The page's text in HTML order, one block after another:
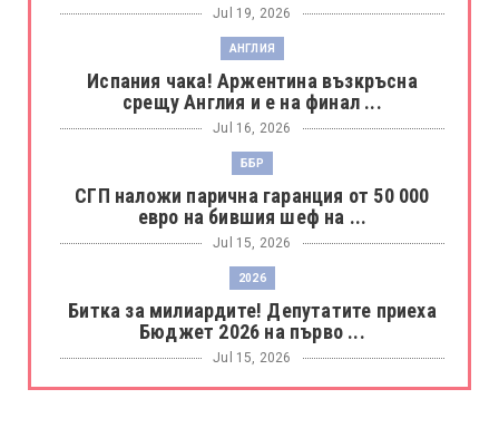
Jul 19, 2026
АНГЛИЯ
Испания чака! Аржентина възкръсна
срещу Англия и е на финал ...
Jul 16, 2026
ББР
СГП наложи парична гаранция от 50 000
евро на бившия шеф на ...
Jul 15, 2026
2026
Битка за милиардите! Депутатите приеха
Бюджет 2026 на първо ...
Jul 15, 2026
БОРАЦ